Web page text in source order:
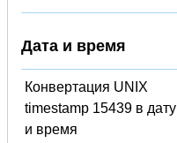
Дата и время
Конвертация UNIX
timestamp 15439 в дату
и время